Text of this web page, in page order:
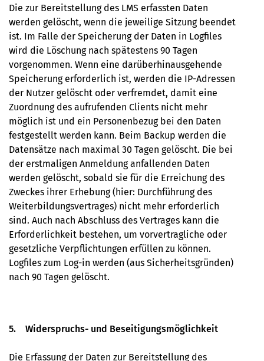
Die zur Bereitstellung des LMS erfassten Daten
werden gelöscht, wenn die jeweilige Sitzung beendet
ist. Im Falle der Speicherung der Daten in Logﬁles
wird die Löschung nach spätestens 90 Tagen
vorgenommen. Wenn eine darüberhinausgehende
Speicherung erforderlich ist, werden die IP-Adressen
der Nutzer gelöscht oder verfremdet, damit eine
Zuordnung des aufrufenden Clients nicht mehr
möglich ist und ein Personenbezug bei den Daten
festgestellt werden kann. Beim Backup werden die
Datensätze nach maximal 30 Tagen gelöscht. Die bei
der erstmaligen Anmeldung anfallenden Daten
werden gelöscht, sobald sie für die Erreichung des
Zweckes ihrer Erhebung (hier: Durchführung des
Weiterbildungsvertrages) nicht mehr erforderlich
sind. Auch nach Abschluss des Vertrages kann die
Erforderlichkeit bestehen, um vorvertragliche oder
gesetzliche Verpflichtungen erfüllen zu können.
Logfiles zum Log-in werden (aus Sicherheitsgründen)
nach 90 Tagen gelöscht.
5. Widerspruchs- und Beseitigungsmöglichkeit
Die Erfassung der Daten zur Bereitstellung des